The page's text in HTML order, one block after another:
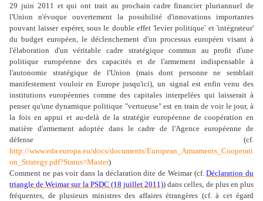
29 juin 2011 et qui ont trait au prochain cadre financier pluriannuel de
l'Union n'évoque ouvertement la possibilité d'innovations importantes
pouvant laisser espérer, sous le double effet 'levier politique' et 'intégrateur'
du budget européen, le déclenchement d'un processus européen visant à
l'élaboration d'un véritable cadre stratégique commun au profit d'une
politique européenne des capacités et de l'armement indispensable à
l'autonomie stratégique de l'Union (mais dont personne ne semblait
manifestement vouloir en Europe jusqu'ici), un signal est enfin venu des
institutions européennes comme des capitales interpelées qui laisserait à
penser qu'une dynamique politique "vertueuse" est en train de voir le jour, à
la fois en appui et au-delà de la stratégie européenne de coopération en
matière d'armement adoptée dans le cadre de l'Agence européenne de
défense (cf.
http://www.eda.europa.eu/docs/documents/European_Armaments_Cooperati
on_Strategy.pdf?Status=Master)
Comment ne pas voir dans la déclaration dite de Weimar (cf.Déclaration du
triangle de Weimar sur la PSDC (18 juillet 2011)) dans celles, de plus en plus
fréquentes, de plusieurs ministres des affaires étrangères (cf. à cet égard